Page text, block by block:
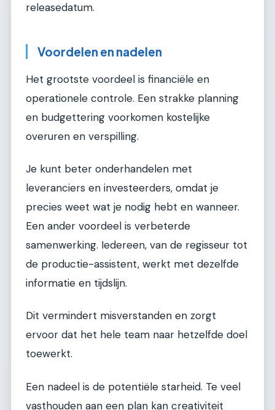
releasedatum.
Voordelen en nadelen
Het grootste voordeel is financiële en
operationele controle. Een strakke planning
en budgettering voorkomen kostelijke
overuren en verspilling.
Je kunt beter onderhandelen met
leveranciers en investeerders, omdat je
precies weet wat je nodig hebt en wanneer.
Een ander voordeel is verbeterde
samenwerking. Iedereen, van de regisseur tot
de productie-assistent, werkt met dezelfde
informatie en tijdslijn.
Dit vermindert misverstanden en zorgt
ervoor dat het hele team naar hetzelfde doel
toewerkt.
Een nadeel is de potentiële starheid. Te veel
vasthouden aan een plan kan creativiteit